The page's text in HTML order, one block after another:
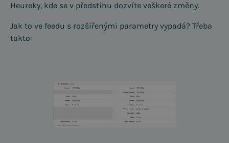
Heureky, kde se v předstihu dozvíte veškeré změny.
Jak to ve feedu s rozšířenými parametry vypadá? Třeba
takto: